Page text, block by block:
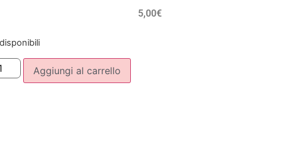
5,00€
Aggiungi al carrello